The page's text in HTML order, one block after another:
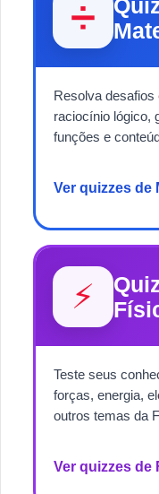
➗
Resolva
raciocínio lógico,
funções e
Ver quizzes de
⚡
Teste seus
forças, energia,
outros temas da
Ver quizzes de